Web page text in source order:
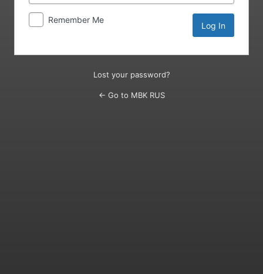
Remember Me
Lost your password?
← Go to MBK RUS